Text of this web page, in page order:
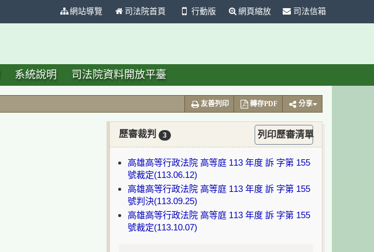
網站導覽 司法院首頁 行動版 網頁縮放 司法信箱
系統說明 司法院資料開放平臺
友善列印 轉存PDF 分享
歷審裁判 3 列印歷審清單
高雄高等行政法院 高等庭 113 年度 訴 字第 155
號裁定(113.06.12)
高雄高等行政法院 高等庭 113 年度 訴 字第 155
號判決(113.09.25)
高雄高等行政法院 高等庭 113 年度 訴 字第 155
號裁定(113.10.07)